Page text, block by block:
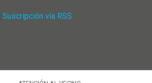
Suscripción vía RSS